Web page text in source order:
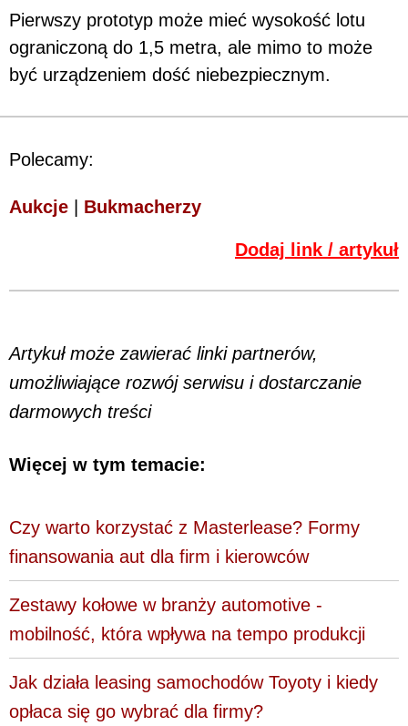
Pierwszy prototyp może mieć wysokość lotu
ograniczoną do 1,5 metra, ale mimo to może
być urządzeniem dość niebezpiecznym.
Polecamy:
Aukcje Bukmacherzy
Dodaj link / artykuł
Artykuł może zawierać linki partnerów,
umożliwiające rozwój serwisu i dostarczanie
darmowych treści
Więcej w tym temacie:
Czy warto korzystać z Masterlease? Formy
finansowania aut dla firm i kierowców
Zestawy kołowe w branży automotive -
mobilność, która wpływa na tempo produkcji
Jak działa leasing samochodów Toyoty i kiedy
opłaca się go wybrać dla firmy?